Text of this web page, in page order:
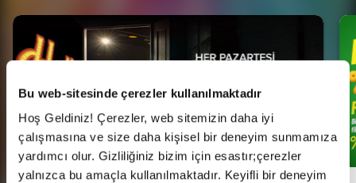
Bu web-sitesinde çerezler kullanılmaktadır
Hoş Geldiniz! Çerezler, web sitemizin daha iyi
çalışmasına ve size daha kişisel bir deneyim sunmamıza
yardımcı olur. Gizliliğiniz bizim için esastır;çerezler
yalnızca bu amaçla kullanılmaktadır. Keyifli bir deneyim